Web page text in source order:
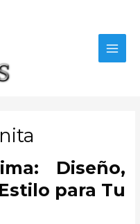
Diseño,
para Tu